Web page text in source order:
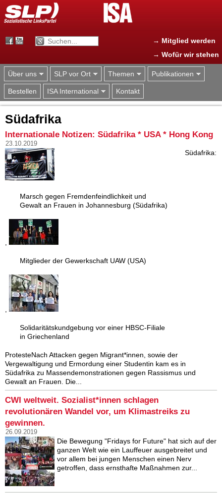
Jump to navigation
→ Mitglied werden
→ Wofür wir stehen
Über uns SLP vor Ort Themen Publikationen
Bestellen ISA International Kontakt
Südafrika
Internationale Notizen: Südafrika * USA * Hong Kong
23.10.2019
Marsch gegen Fremdenfeindlichkeit und
Gewalt an Frauen in Johannesburg (Südafrika)
,
Mitglieder der Gewerkschaft UAW (USA)
Solidaritätskundgebung vor einer HBSC-Filiale
in Griechenland
Südafrika:
ProtesteNach Attacken gegen Migrant*innen, sowie der
Vergewaltigung und Ermordung einer Studentin kam es in
Südafrika zu Massendemonstrationen gegen Rassismus und
Gewalt an Frauen. Die...
CWI weltweit. Sozialist*innen schlagen
revolutionären Wandel vor, um Klimastreiks zu
gewinnen.
26.09.2019
Die Bewegung "Fridays for Future" hat sich auf der
ganzen Welt wie ein Lauffeuer ausgebreitet und
vor allem bei jungen Menschen einen Nerv
getroffen, dass ernsthafte Maßnahmen zur...